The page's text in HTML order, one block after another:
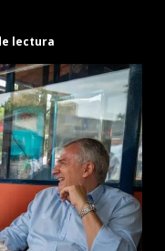
lectura